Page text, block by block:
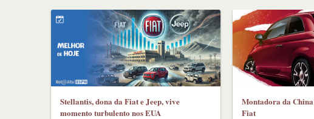
Stellantis, dona da Fiat e Jeep, vive
momento turbulento nos EUA
Montadora da
Fiat